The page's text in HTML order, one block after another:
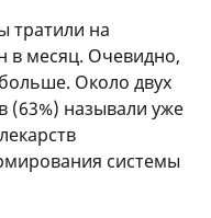
тратили на
в месяц. Очевидно,
Около двух
(63%) называли уже
системы